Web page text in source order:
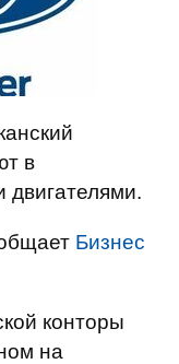
в
Бизнес
конторы
на